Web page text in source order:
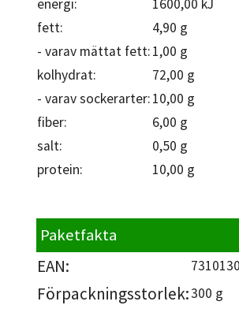
energi:
1600,00 kJ
fett:
4,90 g
- varav mättat fett:1,00 g
kolhydrat:
72,00 g
- varav sockerarter:10,00 g
fiber:
6,00 g
salt:
0,50 g
protein:
10,00 g
Paketfakta
EAN:
Förpackningsstorlek:300 g